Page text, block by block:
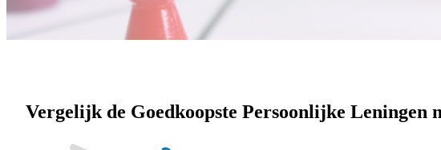
Vergelijk de Goedkoopste Persoonlijke Leningen